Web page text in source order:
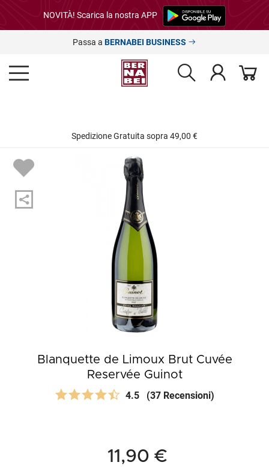
NOVITÀ! Scarica la nostra APP
Passa a BERNABEI BUSINESS
Spedizione Gratuita sopra 49,00 €
Blanquette de Limoux Brut Cuvée
Reservée Guinot
4.5 (37 Recensioni)
11,90 €